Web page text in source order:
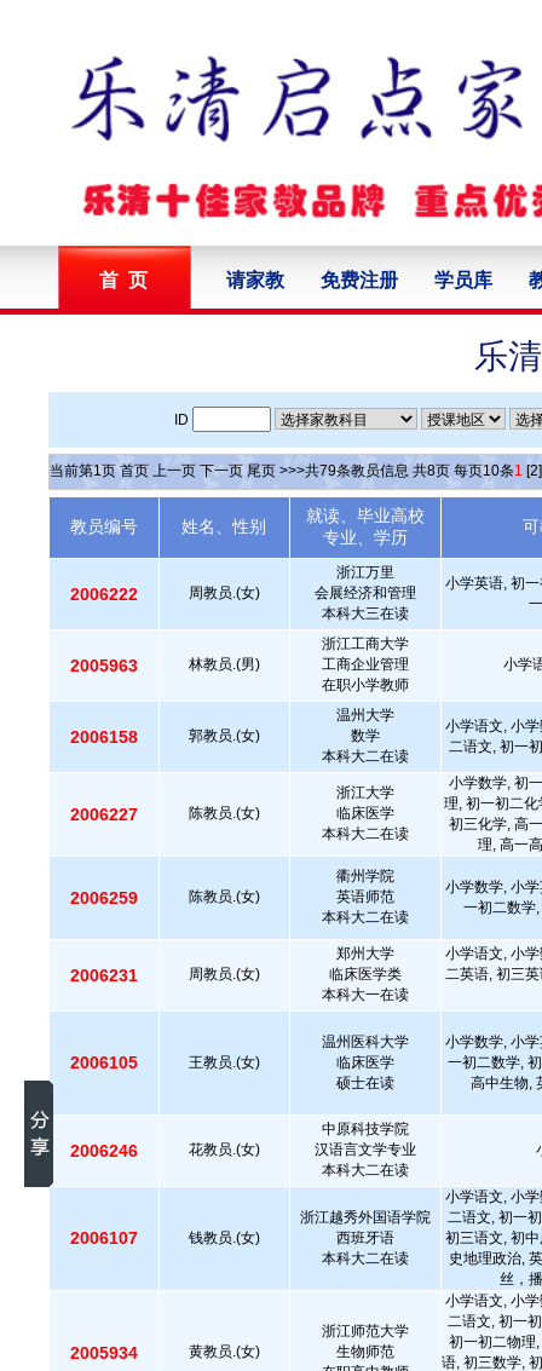
首 页 请家教 免费注册 学员库
乐
ID
当前第1页 首页 上一页 下一页 尾页 >>>共79条教员信息 共8页 每页10条1 [2]
教员编号 姓名、性别
就读、毕业高校
专业、学历
2006222 周教员.(女)
浙江万里
会展经济和管理
本科大三在读
小学英语, 初
2005963 林教员.(男)
浙江工商大学
工商企业管理
在职小学教师
小学
2006158 郭教员.(女)
温州大学
数学
本科大二在读
小学语文, 小
二语文, 初一
2006227 陈教员.(女)
浙江大学
临床医学
本科大二在读
小学数学, 初
理, 初一初二
初三化学, 高
理, 高一
2006259 陈教员.(女)
衢州学院
英语师范
本科大二在读
小学数学, 小
一初二数学
2006231 周教员.(女)
郑州大学
临床医学类
本科大一在读
小学语文, 小
二英语, 初三
2006105 王教员.(女)
温州医科大学
临床医学
硕士在读
小学数学, 小
一初二数学,
高中生物,
2006246 花教员.(女)
中原科技学院
汉语言文学专业
本科大二在读
2006107 钱教员.(女)
浙江越秀外国语学院
西班牙语
本科大二在读
小学语文, 小
二语文, 初一
初三语文, 初
史地理政治,
丝，
2005934 黄教员.(女)
浙江师范大学
生物师范
小学语文, 小
二语文, 初一
初一初二物理
语, 初三数学,